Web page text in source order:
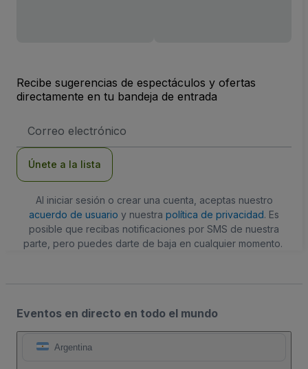
Recibe sugerencias de espectáculos y ofertas
directamente en tu bandeja de entrada
de
Únete a la lista
Al iniciar sesión o crear una cuenta, aceptas nuestro
acuerdo de usuario y nuestra política de privacidad. Es
posible que recibas notificaciones por SMS de nuestra
parte, pero puedes darte de baja en cualquier momento.
Eventos en directo en todo el mundo
Argentina